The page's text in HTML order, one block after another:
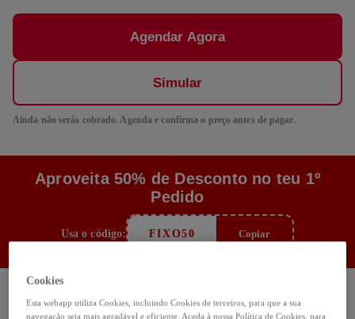
Agendar Agora
Simular
Ainda não serás cobrado. Agenda e confirma o preço antes de pagar.
Aproveita 50% de Desconto no teu 1º
Pedido
Usa o código: FIXO50 Copiar
Cookies
Esta webapp utiliza Cookies, incluindo Cookies de terceiros, para que a sua
navegação seja mais agradável e eficiente. Aceda à nossa Política de Cookies, para